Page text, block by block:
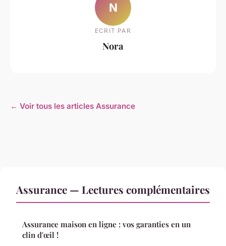
N
ECRIT PAR
Nora
← Voir tous les articles Assurance
Assurance — Lectures complémentaires
Assurance maison en ligne : vos garanties en un
clin d'œil !